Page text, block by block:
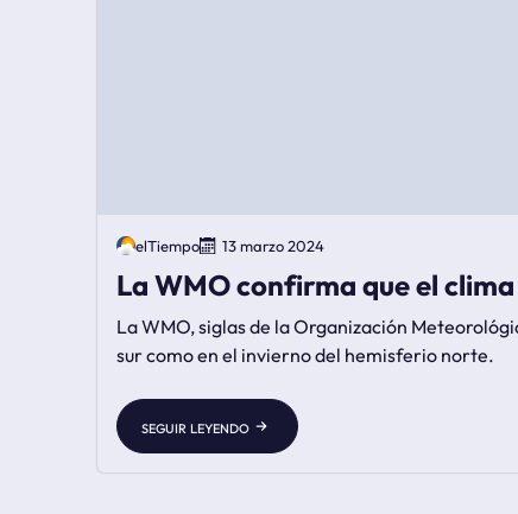
elTiempo 13 marzo 2024
La WMO confirma que el
La WMO, siglas de la Organización
sur como en el invierno del hemisferio norte.
seguir leyendo